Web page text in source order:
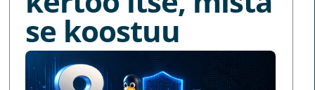
se koostuu